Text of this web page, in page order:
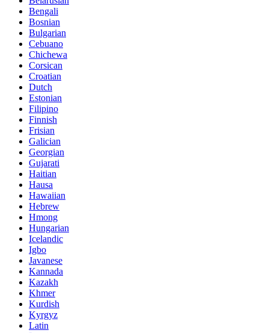
Bengali
Bosnian
Bulgarian
Cebuano
Chichewa
Corsican
Croatian
Dutch
Estonian
Filipino
Finnish
Frisian
Galician
Georgian
Gujarati
Haitian
Hausa
Hawaiian
Hebrew
Hmong
Hungarian
Icelandic
Igbo
Javanese
Kannada
Kazakh
Khmer
Kurdish
Kyrgyz
Latin